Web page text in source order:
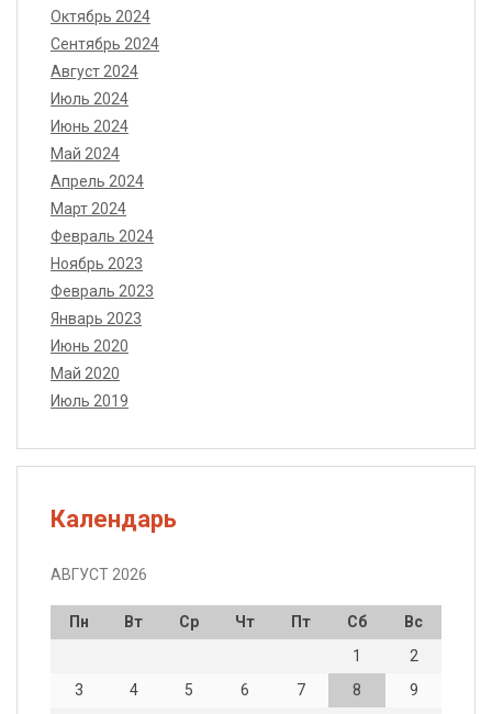
Октябрь 2024
Сентябрь 2024
Август 2024
Июль 2024
Июнь 2024
Май 2024
Апрель 2024
Март 2024
Февраль 2024
Ноябрь 2023
Февраль 2023
Январь 2023
Июнь 2020
Май 2020
Июль 2019
Календарь
АВГУСТ 2026
Пн Вт Ср Чт Пт Сб
Вс
1
2
3
4 5 6 7 8
9